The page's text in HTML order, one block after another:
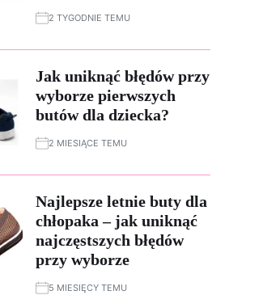
2 TYGODNIE TEMU
Jak uniknąć błędów przy
wyborze pierwszych
butów dla dziecka?
2 MIESIĄCE TEMU
Najlepsze letnie buty dla
chłopaka – jak uniknąć
najczęstszych błędów
przy wyborze
5 MIESIĘCY TEMU